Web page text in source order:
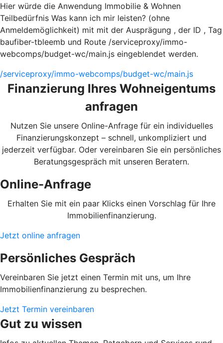
Hier würde die Anwendung Immobilie & Wohnen
Teilbedürfnis Was kann ich mir leisten? (ohne
Anmeldemöglichkeit) mit mit der Ausprägung , der ID , Tag
baufiber-tbleemb und Route /serviceproxy/immo-
webcomps/budget-wc/main.js eingeblendet werden.
/serviceproxy/immo-webcomps/budget-wc/main.js
Finanzierung Ihres Wohneigentums
anfragen
Nutzen Sie unsere Online-Anfrage für ein individuelles
Finanzierungskonzept – schnell, unkompliziert und
jederzeit verfügbar. Oder vereinbaren Sie ein persönliches
Beratungsgespräch mit unseren Beratern.
Online-Anfrage
Erhalten Sie mit ein paar Klicks einen Vorschlag für Ihre
Immobilienfinanzierung.
Jetzt online anfragen
Persönliches Gespräch
Vereinbaren Sie jetzt einen Termin mit uns, um Ihre
Immobilienfinanzierung zu besprechen.
Jetzt Termin vereinbaren
Gut zu wissen